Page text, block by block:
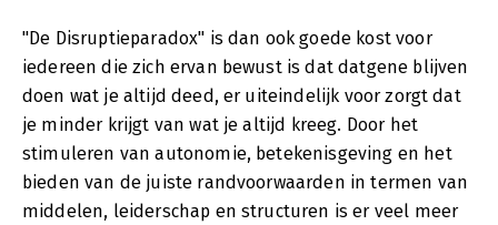
"De Disruptieparadox" is dan ook goede kost voor
iedereen die zich ervan bewust is dat datgene blijven
doen wat je altijd deed, er uiteindelijk voor zorgt dat
je minder krijgt van wat je altijd kreeg. Door het
stimuleren van autonomie, betekenisgeving en het
bieden van de juiste randvoorwaarden in termen van
middelen, leiderschap en structuren is er veel meer